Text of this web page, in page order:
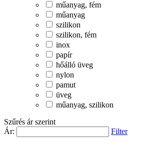
műanyag, fém
műanyag
szilikon
szilikon, fém
inox
papír
hőálló üveg
nylon
pamut
üveg
műanyag, szilikon
Szűrés ár szerint
Ár:
Filter